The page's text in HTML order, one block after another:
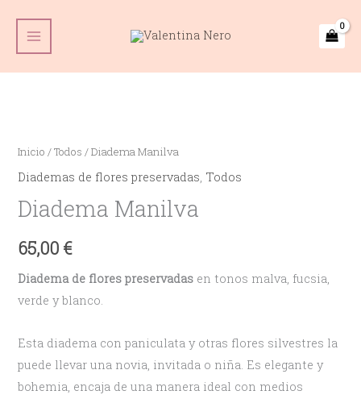
contenido
Main
Menu
Inicio /Todos / Diadema Manilva
Diademas de flores preservadas, Todos
Diadema Manilva
65,00 €
Diadema de flores preservadas en tonos malva, fucsia,
verde y blanco.
Esta diadema con paniculata y otras flores silvestres la
puede llevar una novia, invitada o niña. Es elegante y
bohemia, encaja de una manera ideal con medios